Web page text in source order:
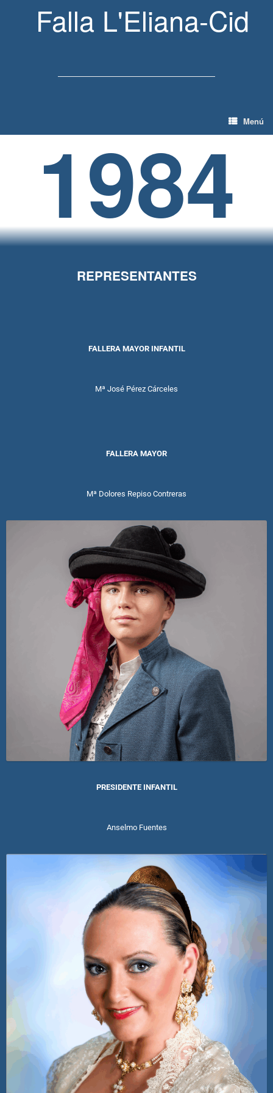
Falla L'Eliana-Cid
Menú
1984
REPRESENTANTES
FALLERA MAYOR INFANTIL
Mª José Pérez Cárceles
FALLERA MAYOR
Mª Dolores Repiso Contreras
PRESIDENTE INFANTIL
Anselmo Fuentes